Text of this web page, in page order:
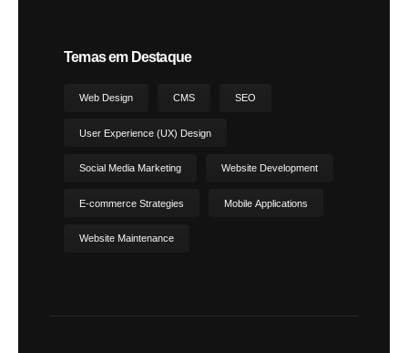
Temas em Destaque
Web Design CMS SEO
User Experience (UX) Design
Social Media Marketing Website Development
E-commerce Strategies Mobile Applications
Website Maintenance